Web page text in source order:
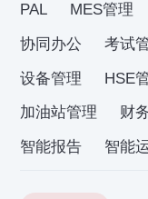
PAL
MES管理
协同办公
考试
设备管理
HSE
加油站管理
财
智能报告
智能